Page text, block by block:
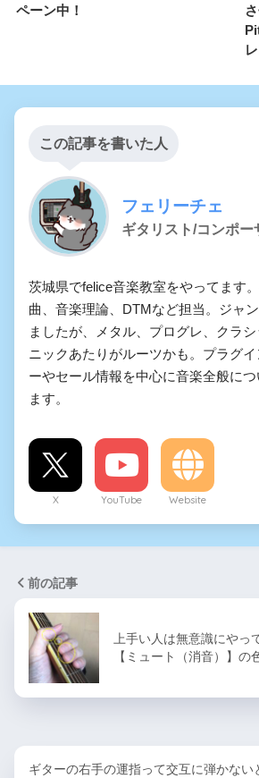
ペーン中！
この記事を書いた人
フェリーチェ
ギタリスト/コンポー
茨城県でfelice音楽教室をやってます
曲、音楽理論、DTMなど担当。ジャ
ましたが、メタル、プログレ、クラ
ニックあたりがルーツかも。プラグイ
ーやセール情報を中心に音楽全般に
ます。
X YouTube Website
前の記事
上手い人は無意識にやっ
【ミュート（消音）】の
ギターの右手の運指って交互に弾かない